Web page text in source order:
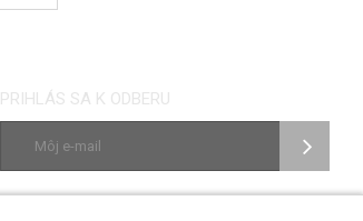
PRIHLÁS SA K ODBERU